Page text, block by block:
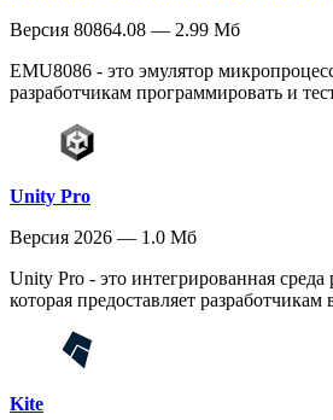
Версия 80864.08 — 2.99 Мб
EMU8086 - это эмулятор
разработчикам программировать и
Unity Pro
Версия 2026 — 1.0 Мб
Unity Pro - это интегрированная среда
которая предоставляет разработчикам
Kite